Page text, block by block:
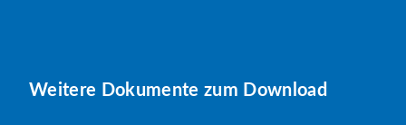
Weitere Dokumente zum Download